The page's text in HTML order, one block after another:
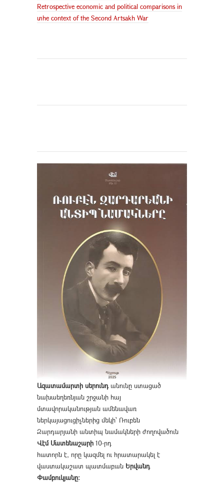
Retrospective economic and political comparisons in
տhe context of the Second Artsakh War
Ազատամարտի սերունդանունը ստացած
նախաեղեռնյան շրջանի հայ
մտավորականության ամենավառ
ներկայացուցիչներից մեկի՝ Ռուբեն
Զարդարյանի անտիպ նամակների ժողովածուն
Վէմ Մատենաշարի 10-րդ
հատորն է, որը կազմել ու հրատարակել է
վաստակաշատ պատմաբան Երվանդ
Փամբուկյանը։